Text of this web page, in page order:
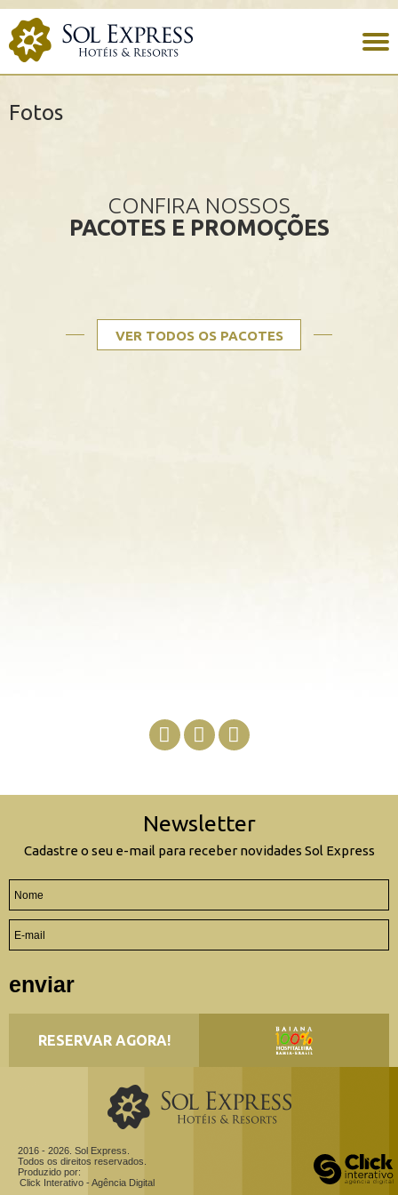
Fotos
CONFIRA NOSSOS
PACOTES E PROMOÇÕES
VER TODOS OS PACOTES
Newsletter
Cadastre o seu e-mail para receber novidades Sol Express
enviar
RESERVAR AGORA!
2016 - 2026. Sol Express.
Todos os direitos reservados.
Produzido por:
Click Interativo - Agência Digital